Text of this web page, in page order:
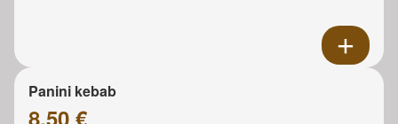
Panini kebab
8.50 €